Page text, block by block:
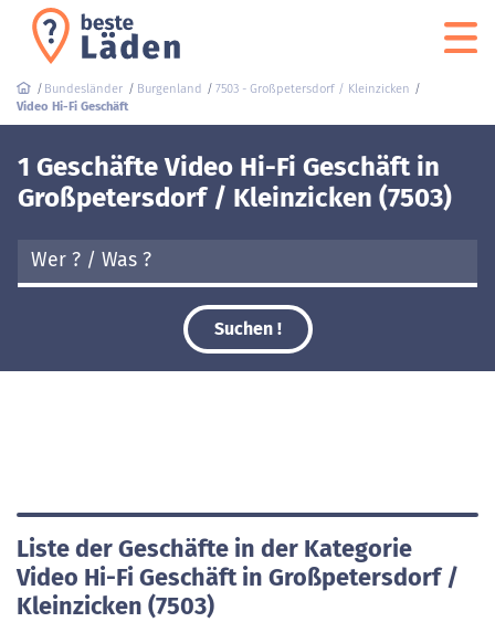
Bundesländer Burgenland
7503 - Großpetersdorf / Kleinzicken
Video Hi-Fi Geschäft
1 Geschäfte Video Hi-Fi Geschäft in
Großpetersdorf / Kleinzicken (7503)
Suchen !
Liste der Geschäfte in der Kategorie
Video Hi-Fi Geschäft in Großpetersdorf /
Kleinzicken (7503)